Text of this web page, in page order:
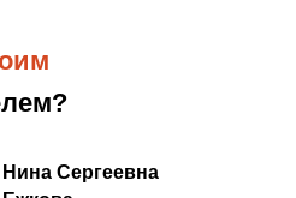
Нина Сергеевна